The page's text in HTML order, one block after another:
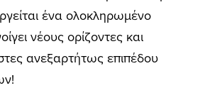
ένα ολοκληρωμένο
νέους ορίζοντες και
ανεξαρτήτως επιπέδου